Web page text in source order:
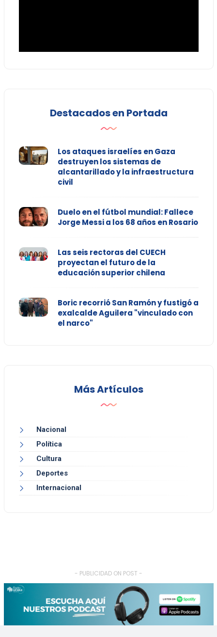
Destacados en Portada
Los ataques israelíes en Gaza
destruyen los sistemas de
alcantarillado y la infraestructura
civil
Duelo en el fútbol mundial: Fallece
Jorge Messi a los 68 años en Rosario
Las seis rectoras del CUECH
proyectan el futuro de la
educación superior chilena
Boric recorrió San Ramón y fustigó a
exalcalde Aguilera "vinculado con
el narco"
Más Artículos
Nacional
Política
Cultura
Deportes
Internacional
- PUBLICIDAD ON POST -